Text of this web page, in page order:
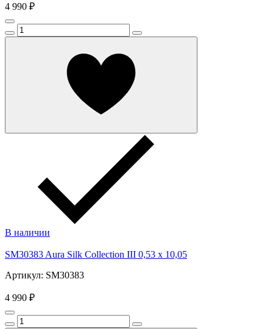
4 990 ₽
В наличии
SM30383 Aura Silk Collection III 0,53 x 10,05
Артикул: SM30383
4 990 ₽